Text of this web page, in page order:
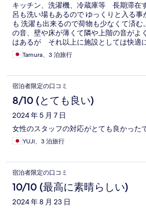
キッチン、洗濯機、冷蔵庫等 長期滞在
呂も洗い場もあるので ゆっくりと入る
も 洗濯も出来るので荷物も少なくて済
の音、壁や床が薄くて隣や上階の音がよ
はあるが それ以上に施設としては快適
Tamura、3 泊旅行
宿泊者限定の口コミ
8/10 (とても良い)
2024 年 5 月 7 日
女性のスタッフの対応がとても良かった
YUJI、3 泊旅行
宿泊者限定の口コミ
10/10 (最高に素晴らしい)
2024 年 8 月 23 日